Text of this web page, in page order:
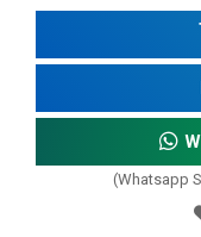
(Whatsapp